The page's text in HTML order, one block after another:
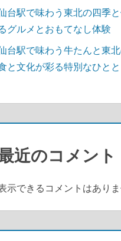
台駅で味わう東北の四季
グルメとおもてなし体験
台駅で味わう牛たんと東
と文化が彩る特別なひとと
近のコメント
示できるコメントはありま